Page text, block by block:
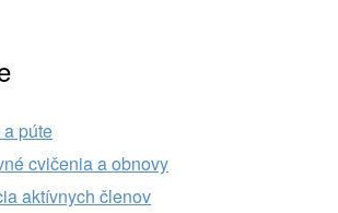
púte
cvičenia a obnovy
aktívnych členov